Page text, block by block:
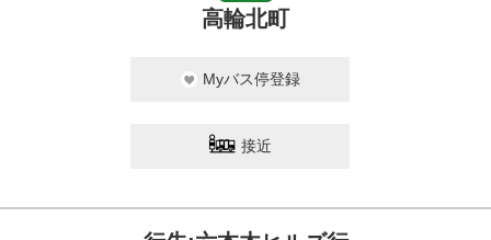
高輪北町
Myバス停登録
接近